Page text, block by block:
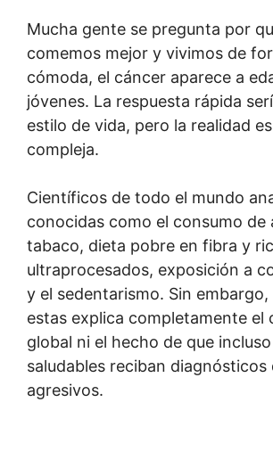
Mucha gente se pregunta por
comemos mejor y vivimos de
cómoda, el cáncer aparece a
jóvenes. La respuesta rápida
estilo de vida, pero la realidad
compleja.
Científicos de todo el mundo
conocidas como el consumo de
tabaco, dieta pobre en fibra y
ultraprocesados, exposición a
y el sedentarismo. Sin
estas explica completamente el
global ni el hecho de que
saludables reciban diagnósticos
agresivos.